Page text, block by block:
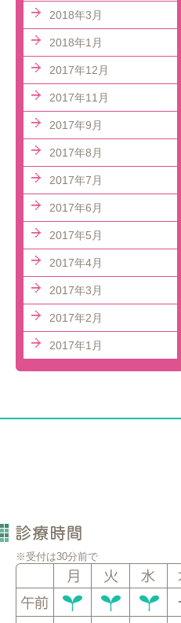
2018年3月
2018年1月
2017年12月
2017年11月
2017年9月
2017年8月
2017年7月
2017年6月
2017年5月
2017年4月
2017年3月
2017年2月
2017年1月
※受付は30分前で